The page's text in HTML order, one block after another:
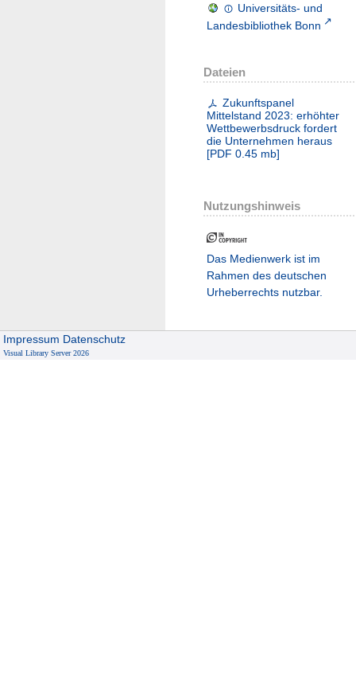
Universitäts- und
Landesbibliothek Bonn
Dateien
Zukunftspanel
Mittelstand 2023: erhöhter
Wettbewerbsdruck fordert
die Unternehmen heraus
[PDF 0.45 mb]
Nutzungshinweis
Das Medienwerk ist im
Rahmen des deutschen
Urheberrechts nutzbar.
Impressum Datenschutz
Visual Library Server 2026